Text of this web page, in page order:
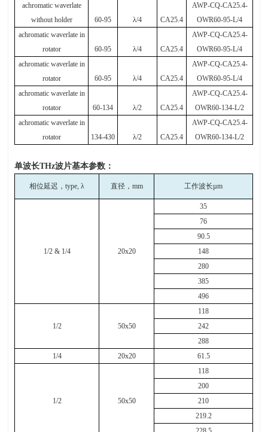
achromatic waverlate
without holder
60-95 λ/4 CA25.4
AWP-CQ-CA25.4-
OWR60-95-L/4
achromatic waverlate in
rotator
60-95 λ/4 CA25.4
AWP-CQ-CA25.4-
OWR60-95-L/4
achromatic waverlate in
rotator
60-95 λ/4 CA25.4
AWP-CQ-CA25.4-
OWR60-95-L/4
achromatic waverlate in
rotator
60-134 λ/2 CA25.4
AWP-CQ-CA25.4-
OWR60-134-L/2
achromatic waverlate in
rotator
134-430 λ/2 CA25.4
AWP-CQ-CA25.4-
OWR60-134-L/2
单波长THz波片基本参数：
相位延迟，type,λ 直径， mm 工作波长µm
1/2 & 1/4 20x20
35
76
90.5
148
280
385
496
1/2 50x50
118
242
288
1/4
20x20 61.5
1/2 50x50
118
200
210
219.2